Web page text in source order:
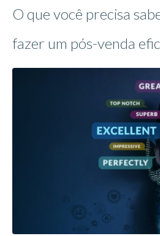
O que você precisa
fazer um pós-venda